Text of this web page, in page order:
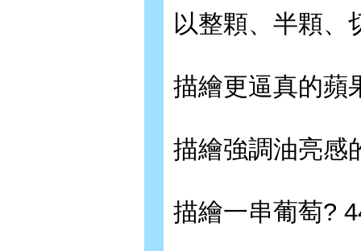
以整顆、半顆、
描繪更逼真的蘋
描繪強調油亮感
描繪一串葡萄?